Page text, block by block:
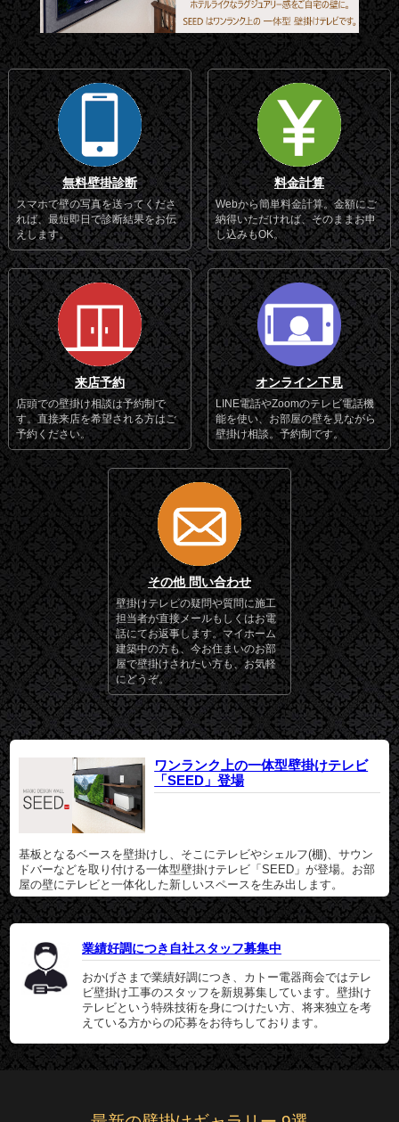
無料壁掛診断
スマホで壁の写真を送ってくださ
れば、最短即日で診断結果をお伝
えします。
料金計算
Webから簡単料金計算。金額にご
納得いただければ、そのままお申
し込みもOK。
来店予約
店頭での壁掛け相談は予約制で
す。直接来店を希望される方はご
予約ください。
オンライン下見
LINE電話やZoomのテレビ電話機
能を使い、お部屋の壁を見ながら
壁掛け相談。予約制です。
その他 問い合わせ
壁掛けテレビの疑問や質問に施工
担当者が直接メールもしくはお電
話にてお返事します。マイホーム
建築中の方も、今お住まいのお部
屋で壁掛けされたい方も、お気軽
にどうぞ。
ワンランク上の一体型壁掛けテレビ
「SEED」登場
基板となるベースを壁掛けし、そこにテレビやシェルフ(棚)、サウン
ドバーなどを取り付ける一体型壁掛けテレビ「SEED」が登場。お部
屋の壁にテレビと一体化した新しいスペースを生み出します。
業績好調につき自社スタッフ募集中
おかげさまで業績好調につき、カトー電器商会ではテレ
ビ壁掛け工事のスタッフを新規募集しています。壁掛け
テレビという特殊技術を身につけたい方、将来独立を考
えている方からの応募をお待ちしております。